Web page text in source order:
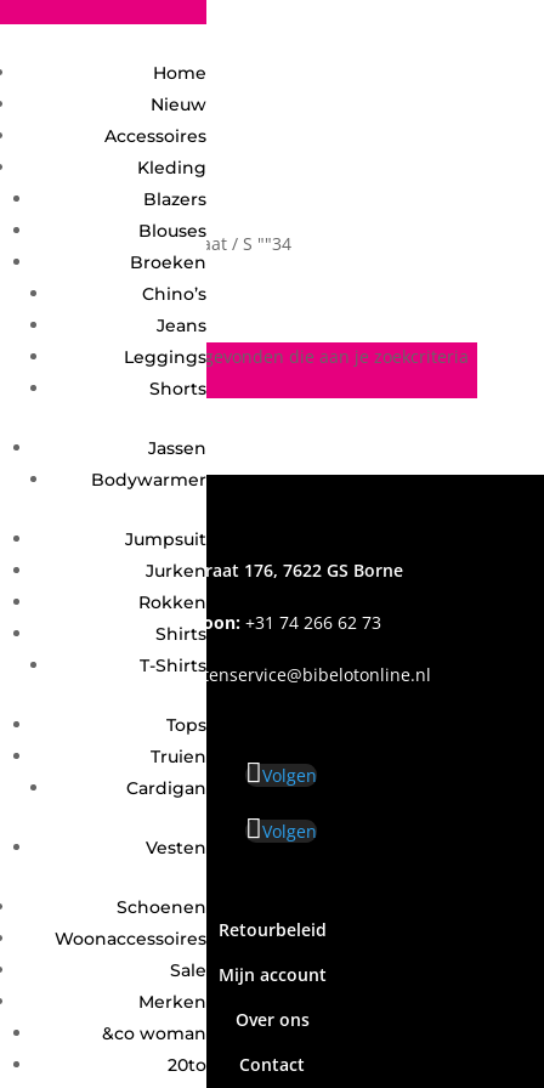
Home
Nieuw
Accessoires
Kleding
Blazers
Blouses
Broeken
Chino’s
Jeans
Leggings
Shorts
Jassen
Bodywarmer
Jumpsuit
Jurken
Rokken
Shirts
T-Shirts
Tops
Truien
Cardigan
Vesten
Schoenen
Woonaccessoires
Sale
Merken
&co woman
20to
/ Product maat / S ""34
S ""34
Geen producten gevonden die aan je zoekcriteria
Grotestraat 176, 7622 GS Borne
Telefoon: +31 74 266 62 73
Email:klantenservice@bibelotonline.nl
Volgen
Volgen
Retourbeleid
Mijn account
Over ons
Contact